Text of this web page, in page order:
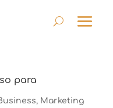
para
, Marketing